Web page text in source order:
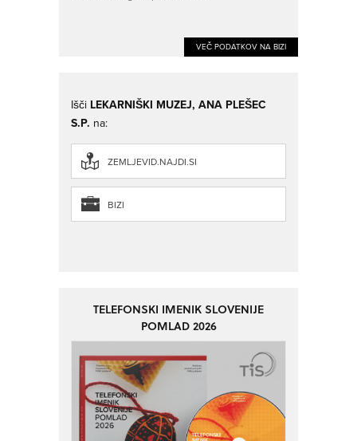
VEČ PODATKOV NA BIZI
Išči LEKARNIŠKI MUZEJ, ANA PLEŠEC
S.P. na:
ZEMLJEVID.NAJDI.SI
BIZI
TELEFONSKI IMENIK SLOVENIJE
POMLAD 2026